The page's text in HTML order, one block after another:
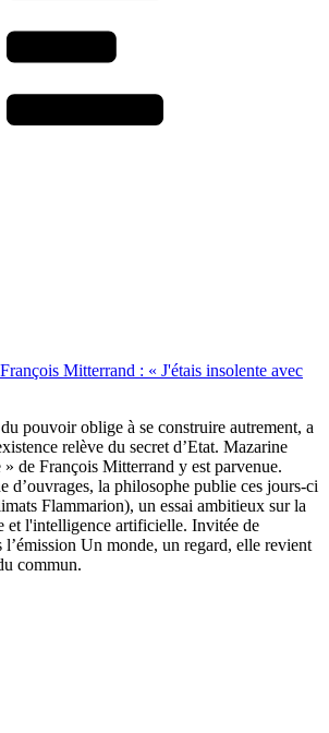
Mitterrand : « J'étais insolente avec
pouvoir oblige à se construire autrement, a
relève du secret d’Etat. Mazarine
de François Mitterrand y est parvenue.
d’ouvrages, la philosophe publie ces jours-ci
Flammarion), un essai ambitieux sur la
et l'intelligence artificielle. Invitée de
l’émission Un monde, un regard, elle revient
commun.